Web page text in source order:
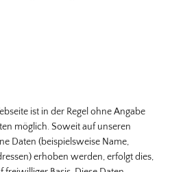
ist in der Regel ohne Angabe
möglich. Soweit auf unseren
Daten (beispielsweise Name,
erhoben werden, erfolgt dies,